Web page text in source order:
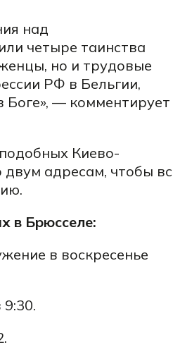
над
четыре таинства
но и трудовые
РФ в Бельгии,
Боге», — комментирует
Киево-
двум адресам, чтобы
в Брюсселе:
в воскресенье